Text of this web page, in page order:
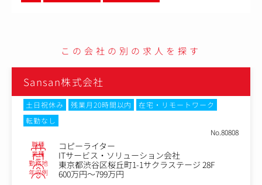
この会社の別の求人を探す
Sansan株式会社
土日祝休み 残業月20時間以内
在宅・リモートワーク
転勤なし
No.80808
職種 コピーライター
業種 ITサービス・ソリューション会社
勤務地 東京都渋谷区桜丘町1-1サクラステージ 28F
年収例
600万円～799万円